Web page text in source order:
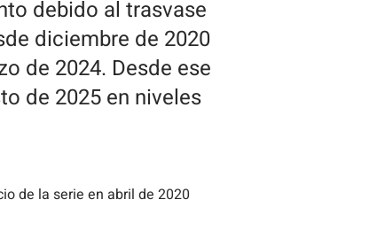
debido al trasvase
diciembre de 2020
de 2024. Desde ese
de 2025 en niveles
de la serie en abril de 2020